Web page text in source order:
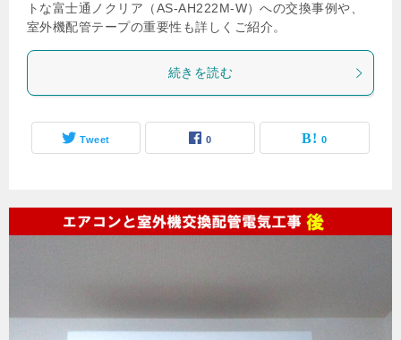
トな富士通ノクリア（AS-AH222M-W）への交換事例や、
室外機配管テープの重要性も詳しくご紹介。
続きを読む
Tweet 0 0